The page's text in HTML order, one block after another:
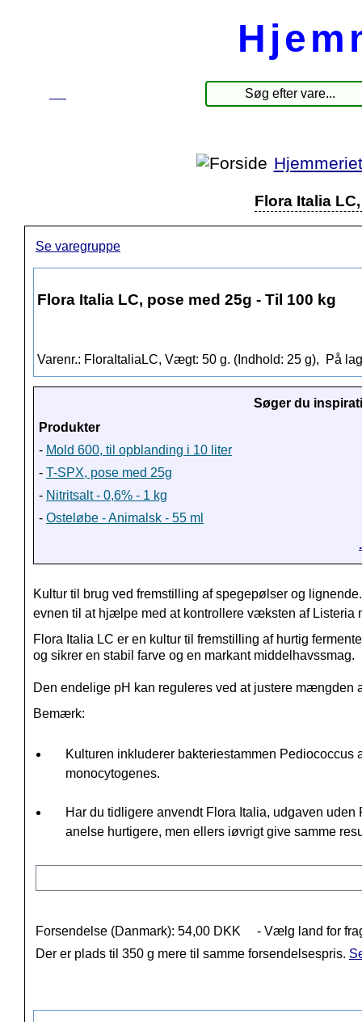
Hjemmeriet
Flora Italia
Se varegruppe
Flora Italia LC, pose med 25g - Til 100 kg
Varenr.: FloraItaliaLC, Vægt: 50 g. (Indhold: 25 g), På
Søger du
Produkter
- Mold 600, til opblanding i 10 liter
- T-SPX, pose med 25g
- Nitritsalt - 0,6% - 1 kg
- Osteløbe - Animalsk - 55 ml
Kultur til brug ved fremstilling af spegepølser og
evnen til at hjælpe med at kontrollere væksten af ​​Listeria
Flora Italia LC er en kultur til fremstilling af hurtig
og sikrer en stabil farve og en markant middelhavssmag.
Den endelige pH kan reguleres ved at justere mængden
Bemærk:
Kulturen inkluderer bakteriestammen
monocytogenes.
Har du tidligere anvendt Flora Italia, udgaven
anelse hurtigere, men ellers iøvrigt give samme
Forsendelse (Danmark): 54,00 DKK
- Vælg land for
Der er plads til 350 g mere til samme forsendelsespris.